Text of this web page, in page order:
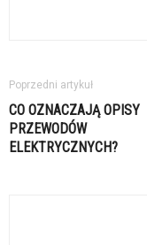
Poprzedni artykuł
CO OZNACZAJĄ OPISY
PRZEWODÓW
ELEKTRYCZNYCH?